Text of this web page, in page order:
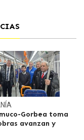
Gorbea toma
avanzan y